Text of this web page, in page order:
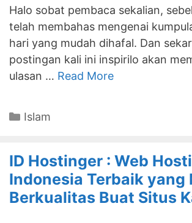
Halo sobat pembaca sekalian,
telah membahas mengenai
hari yang mudah dihafal. Dan
postingan kali ini inspirilo akan
ulasan … Read More
Categories
Islam
ID Hostinger : Web
Indonesia Terbaik yang
Berkualitas Buat Situs